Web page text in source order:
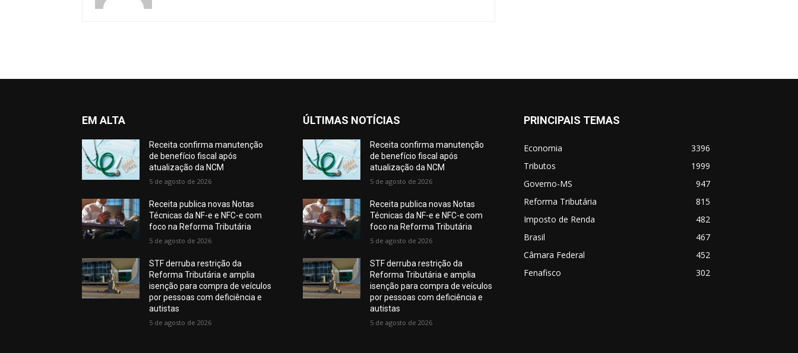
EM ALTA
Receita confirma manutenção
de benefício fiscal após
atualização da NCM
5 de agosto de 2026
Receita publica novas Notas
Técnicas da NF-e e NFC-e com
foco na Reforma Tributária
5 de agosto de 2026
STF derruba restrição da
Reforma Tributária e amplia
isenção para compra de veículos
por pessoas com deficiência e
autistas
5 de agosto de 2026
ÚLTIMAS NOTÍCIAS
Receita confirma manutenção
de benefício fiscal após
atualização da NCM
5 de agosto de 2026
Receita publica novas Notas
Técnicas da NF-e e NFC-e com
foco na Reforma Tributária
5 de agosto de 2026
STF derruba restrição da
Reforma Tributária e amplia
isenção para compra de veículos
por pessoas com deficiência e
autistas
5 de agosto de 2026
PRINCIPAIS TEMAS
Economia
3396
Tributos
1999
Governo-MS
947
Reforma Tributária
815
Imposto de Renda
482
Brasil
467
Câmara Federal
452
Fenafisco
302